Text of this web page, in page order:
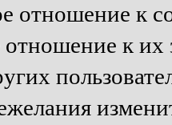
отношение к
отношение к